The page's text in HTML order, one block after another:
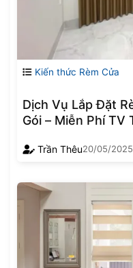
Kiến thức Rèm Cửa
Dịch Vụ Lắp Đặt
Gói – Miễn Phí TV
Trần Thêu20/05/2025